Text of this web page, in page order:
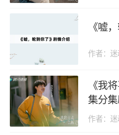
《嘘
作者：迷
《我
集分
作者：迷